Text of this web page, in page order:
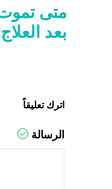
متى
بعد
اترك تعليقاً
الرسالة